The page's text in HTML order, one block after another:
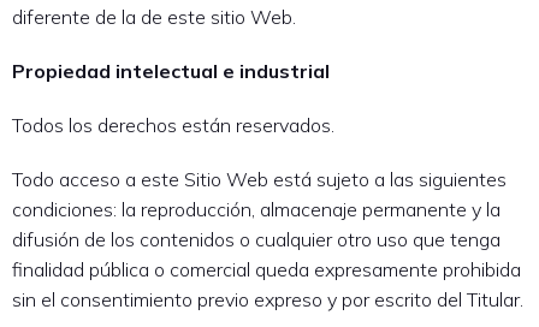
diferente de la de este sitio Web.
Propiedad intelectual e industrial
Todos los derechos están reservados.
Todo acceso a este Sitio Web está sujeto a las siguientes
condiciones: la reproducción, almacenaje permanente y la
difusión de los contenidos o cualquier otro uso que tenga
finalidad pública o comercial queda expresamente prohibida
sin el consentimiento previo expreso y por escrito del Titular.